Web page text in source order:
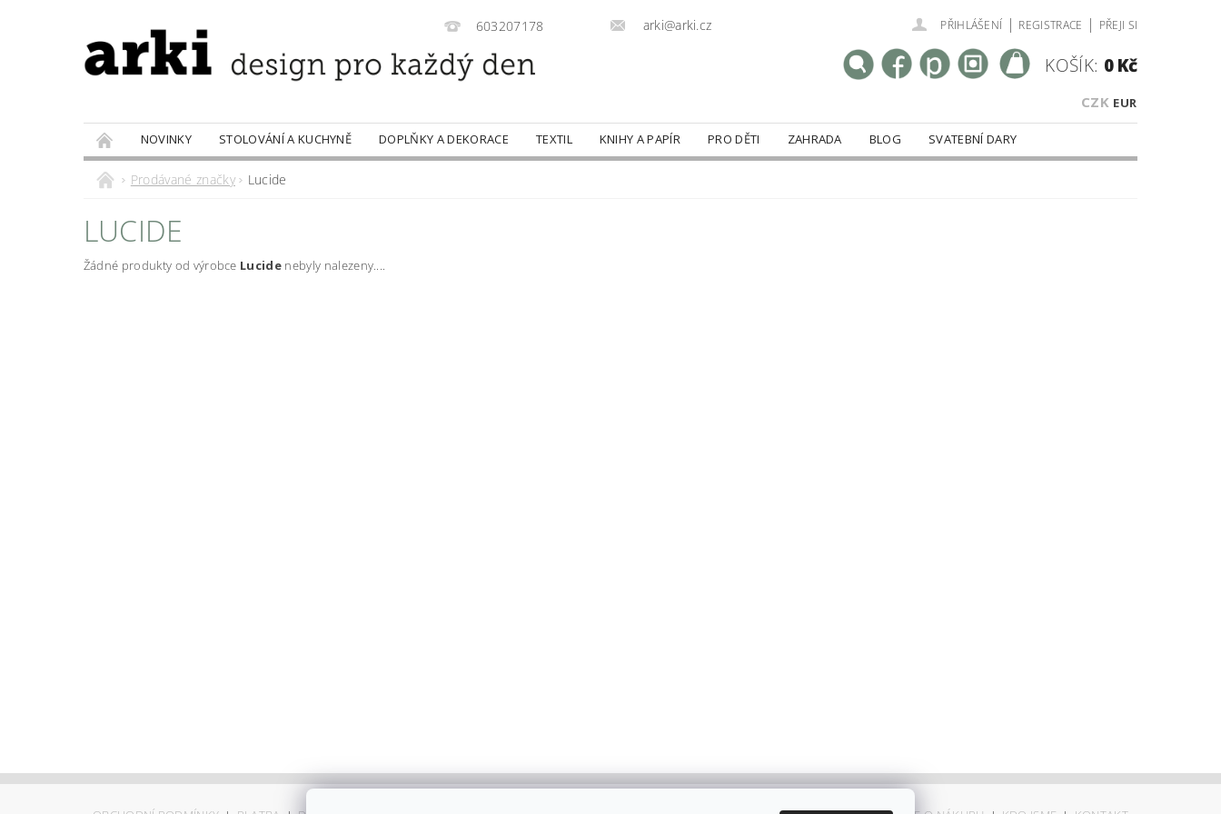
603207178 arki@arki.cz PŘIHLÁŠENÍ | REGISTRACE | PŘEJI SI
CZK EUR
KOŠÍK: 0 Kč
NOVINKY STOLOVÁNÍ A KUCHYNĚ DOPLŇKY A DEKORACE TEXTIL KNIHY A PAPÍR PRO DĚTI ZAHRADA BLOG
SVATEBNÍ DARY
PRODÁVANÉ ZNAČKY
DOBROTY
Prodávané značky Lucide
LUCIDE
Žádné produkty od výrobce Lucide nebyly nalezeny....